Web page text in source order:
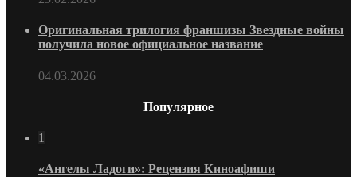
Оригинальная трилогия франшизы Звездные войны
получила новое официальное название
04.03.2026
Популярное
1
«Ангелы Ладоги»: Рецензия Киноафиши